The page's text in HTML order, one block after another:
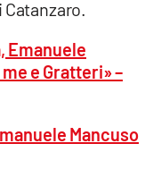
Catanzaro.
Emanuele
e Gratteri» –
Mancuso